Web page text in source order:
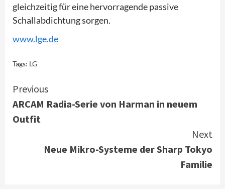
gleichzeitig für eine hervorragende passive
Schallabdichtung sorgen.
www.lge.de
Tags: LG
Continue
Reading
Previous
ARCAM Radia-Serie von Harman in neuem
Outfit
Next
Neue Mikro-Systeme der Sharp Tokyo
Familie